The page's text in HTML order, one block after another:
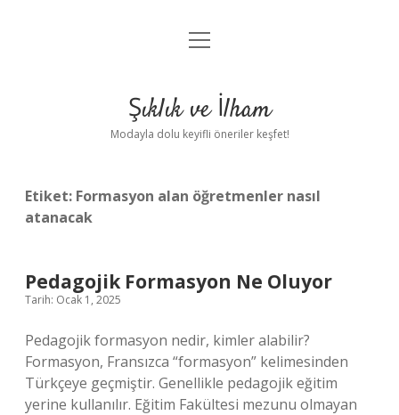
Anasayfa
Yasal Uyarı
menüyü
Şıklık ve İlham
Modayla dolu keyifli öneriler keşfet!
Etiket: Formasyon alan öğretmenler nasıl
atanacak
Pedagojik Formasyon Ne Oluyor
Tarih: Ocak 1, 2025
Pedagojik formasyon nedir, kimler alabilir?
Formasyon, Fransızca “formasyon” kelimesinden
Türkçeye geçmiştir. Genellikle pedagojik eğitim
yerine kullanılır. Eğitim Fakültesi mezunu olmayan